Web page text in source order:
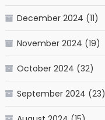
December 2024 (11)
November 2024 (19)
October 2024 (32)
September 2024 (23)